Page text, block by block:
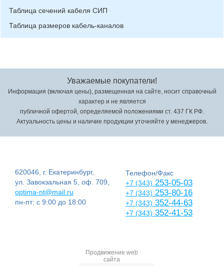
Таблица сечений кабеля СИП
Таблица размеров кабель-каналов
Уважаемые покупатели!
Информация (включая цены), размещенная на сайте, носит справочный
характер и не является
публичной офертой, определяемой положениями ст. 437 ГК РФ.
Актуальность цены и наличие продукции уточняйте у менеджеров.
620046, г. Екатеринбург,
ул. Завокзальная 5, оф. 709,
optima-nt@mail.ru
пн-пт: с 9:00 до 18:00
Телефон/Факс
+7 (343) 253-05-03
+7 (343) 253-80-16
+7 (343) 352-44-63
+7 (343) 352-41-53
Продвижение web
сайта